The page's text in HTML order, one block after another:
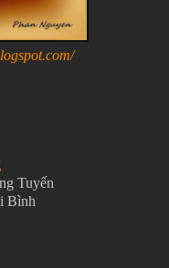
Tuyến
Bình